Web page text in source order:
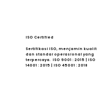
ISO Certified
Sertifikasi ISO, menjamin
dan standar operasional yang
terpercaya. ISO 9001 : 2015 | ISO
14001 : 2015 | ISO 45001 : 2018